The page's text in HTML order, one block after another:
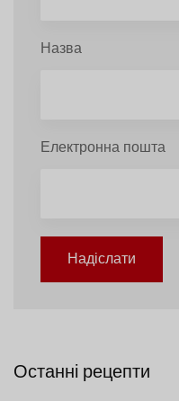
Назва
Електронна пошта
Надіслати
Останні рецепти